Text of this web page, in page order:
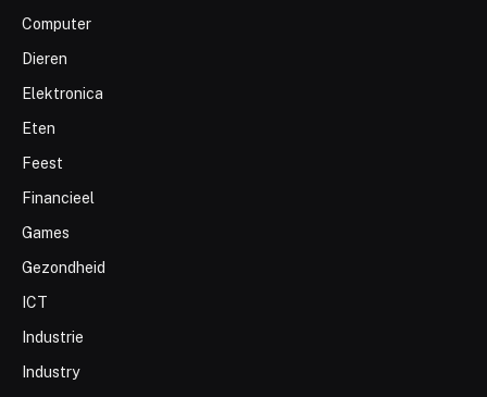
Computer
Dieren
Elektronica
Eten
Feest
Financieel
Games
Gezondheid
ICT
Industrie
Industry